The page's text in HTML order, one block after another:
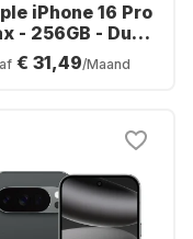
iPhone 16 Pro
- 256GB - Dual
€ 31,49/Maand